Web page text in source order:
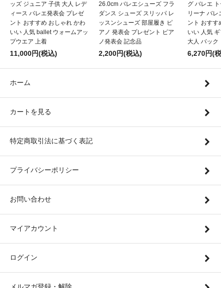
ッズ ジュニア 子供 大人 レデ
ィース バレエ発表会 プレゼ
ント おすすめ おしゃれ かわ
いい 人気 ballet ウォームアッ
プウエア 上着
11,000円(税込)
26.0cm バレエシューズ フラ
ダンス シューズ スリッパ レ
ッスンシューズ 部屋履き ピ
アノ 発表会 プレゼント ピア
ノ発表会 記念品
2,200円(税込)
グ バレエ
リーナ バレ
ント おすす
いい 人気
大人 バック
6,270円(
ホーム
カートを見る
特定商取引法に基づく表記
プライバシーポリシー
お問い合わせ
マイアカウント
ログイン